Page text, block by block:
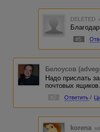
DELETED
#5
Белоусов
Надо прислать
почтовых ящиков.
Ответить /
korena